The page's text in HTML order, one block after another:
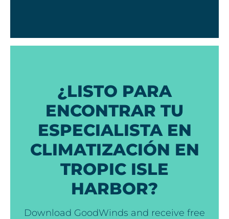
¿LISTO PARA
ENCONTRAR TU
ESPECIALISTA EN
CLIMATIZACIÓN EN
TROPIC ISLE
HARBOR?
Download GoodWinds and receive free